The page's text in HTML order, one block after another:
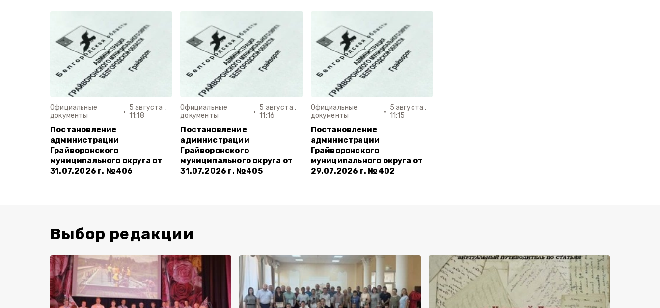
Официальные
документы
5 августа ,
11:18
Постановление
администрации
Грайворонского
муниципального округа от
31.07.2026 г. №406
Официальные
документы
5 августа ,
11:16
Постановление
администрации
Грайворонского
муниципального округа от
31.07.2026 г. №405
Официальные
документы
5 августа ,
11:15
Постановление
администрации
Грайворонского
муниципального округа от
29.07.2026 г. №402
Выбор редакции